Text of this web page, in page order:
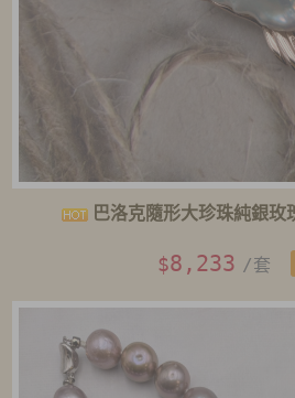
巴洛克隨形大珍珠純銀玫
$8,233 /套